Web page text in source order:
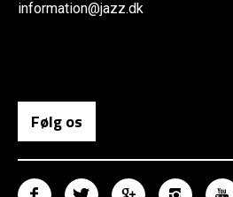
information@jazz.dk
Følg os